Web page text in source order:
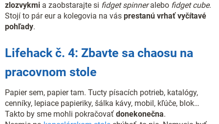
zlozvykmi a zaobstarajte si fidget spinneralebo fidget cube.
Stojí to pár eur a kolegovia na vás prestanú vrhať vyčítavé
pohľady.
Lifehack č. 4: Zbavte sa chaosu na
pracovnom stole
Papier sem, papier tam. Tucty písacích potrieb, katalógy,
cenníky, lepiace papieriky, šálka kávy, mobil, kľúče, blok…
Takto by sme mohli pokračovať donekonečna.